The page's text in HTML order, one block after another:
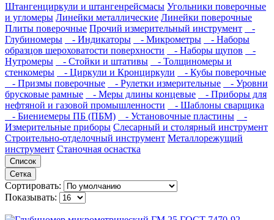
Штангенциркули и штангенрейсмасы Угольники поверочные
и угломеры Линейки металлические Линейки поверочные
Плиты поверочные Прочий измерительный инструмент
-
Глубиномеры
- Индикаторы - Микрометры
- Наборы
образцов шероховатости поверхности
- Наборы щупов
-
Нутромеры
- Стойки и штативы
- Толщиномеры и
стенкомеры
- Циркули и Кронциркули
- Кубы поверочные
- Призмы поверочные
- Рулетки измерительные
- Уровни
брусковые рамные
- Меры длины концевые
- Приборы для
нефтяной и газовой промышленности
- Шаблоны сварщика
- Биениемеры ПБ (ПБМ)
- Установочные пластины
-
Измерительные приборы Слесарный и столярный инструмент
Строительно-отделочный инструмент Металлорежущий
инструмент Станочная оснастка
Список
Сетка
Сортировать:
Показывать: